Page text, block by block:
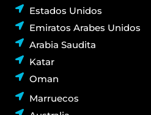
Estados Unidos
Emiratos Arabes Unidos
Arabia Saudita
Katar
Oman
Marruecos